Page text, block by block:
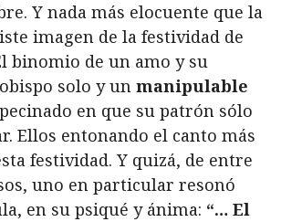
Y nada más elocuente que la
imagen de la festividad de
binomio de un amo y su
solo y un manipulable
en que su patrón sólo
Ellos entonando el canto más
festividad. Y quizá, de entre
uno en particular resonó
en su psiqué y ánima: “… El